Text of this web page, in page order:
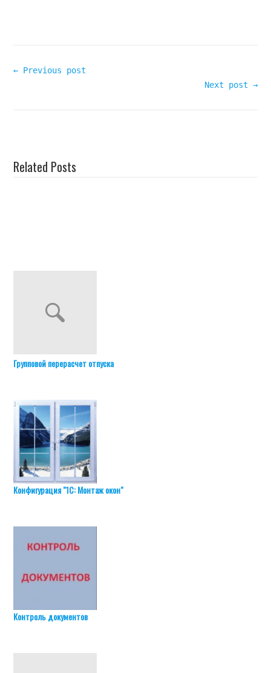
← Previous post
Next post →
Related Posts
Групповой перерасчет отпуска
Конфигурация "1С: Монтаж окон"
Контроль документов